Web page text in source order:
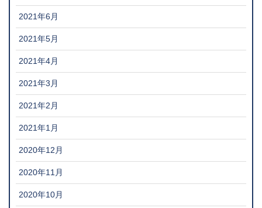
2021年6月
2021年5月
2021年4月
2021年3月
2021年2月
2021年1月
2020年12月
2020年11月
2020年10月